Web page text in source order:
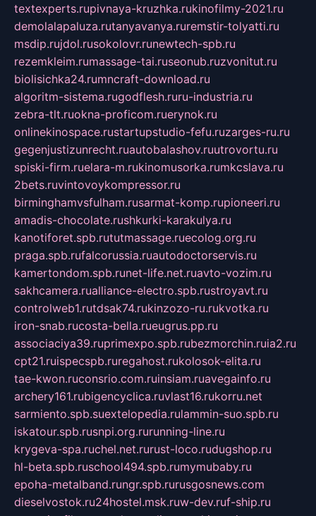
textexperts.rupivnaya-kruzhka.rukinofilmy-2021.ru
demolalapaluza.rutanyavanya.ruremstir-tolyatti.ru
msdip.rujdol.rusokolovr.runewtech-spb.ru
rezemkleim.rumassage-tai.ruseonub.ruzvonitut.ru
biolisichka24.rumncraft-download.ru
algoritm-sistema.rugodflesh.ruru-industria.ru
zebra-tlt.ruokna-proficom.ruerynok.ru
onlinekinospace.rustartupstudio-fefu.ruzarges-ru.ru
gegenjustizunrecht.ruautobalashov.ruutrovortu.ru
spiski-firm.ruelara-m.rukinomusorka.rumkcslava.ru
2bets.ruvintovoykompressor.ru
birminghamvsfulham.rusarmat-komp.rupioneeri.ru
amadis-chocolate.rushkurki-karakulya.ru
kanotiforet.spb.rututmassage.ruecolog.org.ru
praga.spb.rufalcorussia.ruautodoctorservis.ru
kamertondom.spb.runet-life.net.ruavto-vozim.ru
sakhcamera.rualliance-electro.spb.rustroyavt.ru
controlweb1.rutdsak74.rukinzozo-ru.rukvotka.ru
iron-snab.rucosta-bella.rueugrus.pp.ru
associaciya39.ruprimexpo.spb.rubezmorchin.ruia2.ru
cpt21.ruispecspb.ruregahost.rukolosok-elita.ru
tae-kwon.ruconsrio.com.ruinsiam.ruavegainfo.ru
archery161.rubigencyclica.ruvlast16.rukorru.net
sarmiento.spb.suextelopedia.rulammin-suo.spb.ru
iskatour.spb.rusnpi.org.rurunning-line.ru
krygeva-spa.ruchel.net.rurust-loco.rudugshop.ru
hl-beta.spb.ruschool494.spb.rumymubaby.ru
epoha-metalband.rungr.spb.rurusgosnews.com
dieselvostok.ru24hostel.msk.ruw-dev.ruf-ship.ru